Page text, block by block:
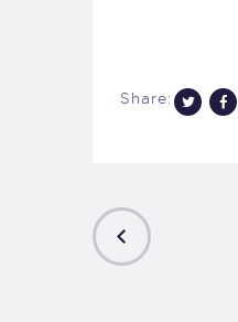
Share: